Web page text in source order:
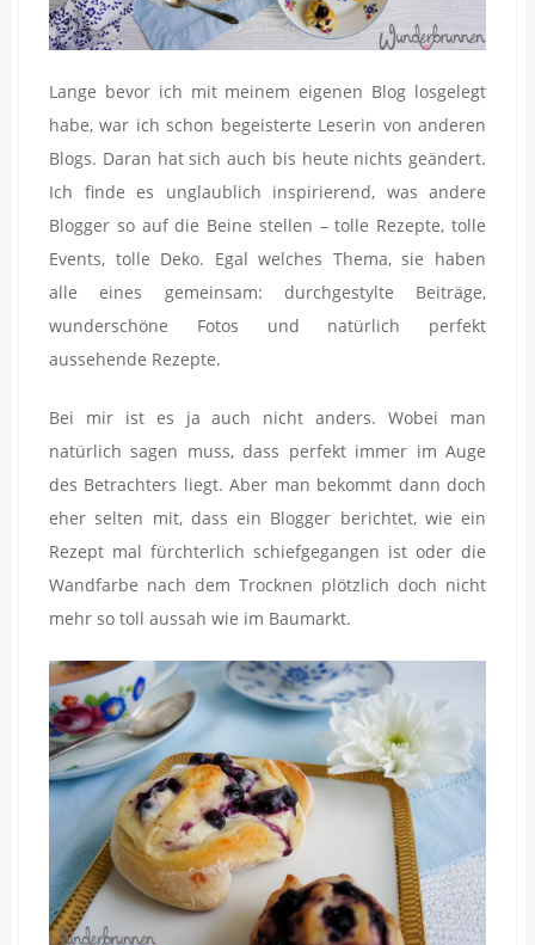
Lange bevor ich mit meinem eigenen Blog losgelegt
habe, war ich schon begeisterte Leserin von anderen
Blogs. Daran hat sich auch bis heute nichts geändert.
Ich finde es unglaublich inspirierend, was andere
Blogger so auf die Beine stellen – tolle Rezepte, tolle
Events, tolle Deko. Egal welches Thema, sie haben
alle eines gemeinsam: durchgestylte Beiträge,
wunderschöne Fotos und natürlich perfekt
aussehende Rezepte.
Bei mir ist es ja auch nicht anders. Wobei man
natürlich sagen muss, dass perfekt immer im Auge
des Betrachters liegt. Aber man bekommt dann doch
eher selten mit, dass ein Blogger berichtet, wie ein
Rezept mal fürchterlich schiefgegangen ist oder die
Wandfarbe nach dem Trocknen plötzlich doch nicht
mehr so toll aussah wie im Baumarkt.